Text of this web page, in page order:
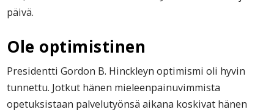
päivä.
Ole optimistinen
Presidentti Gordon B. Hinckleyn optimismi oli hyvin
tunnettu. Jotkut hänen mieleenpainuvimmista
opetuksistaan palvelutyönsä aikana koskivat hänen